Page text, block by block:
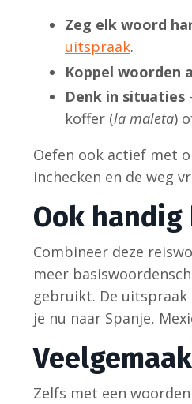
Zeg elk woord
uitspraak.
Koppel woorden
Denk in situaties
koffer (la maleta)
Oefen ook actief met
inchecken en de weg
Ook
Combineer deze
meer
gebruikt. De uitspraak
je nu naar Spanje,
Zelfs met een